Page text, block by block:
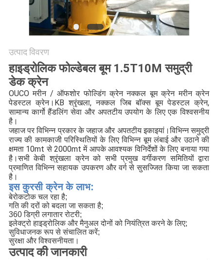
गोपनीयता
उत्पाद विवरण
हाइड्रोलिक फोल्डेबल बूम 1.5T10M समुद्री
डेक क्रेन
OUCO मरीन / ऑफशोर फोल्डिंग क्रेन नक्कल बूम क्रेन मरीन क्रेन
पेडस्टल क्रेन।KB श्रृंखला, नक्कल जिब बॉक्स बूम पेडस्टल क्रेन,
सामान्य कार्गो हैंडलिंग सेवा और अपतटीय उपयोग के लिए एक विश्वसनीय
है।
जहाज पर विभिन्न प्रकार के जहाज और अपतटीय इकाइयां।विभिन्न समुद्री
राज्य की कामकाजी परिस्थितियों के लिए विभिन्न बूम लंबाई और उठाने की
क्षमता 10mt से 2000mt में आपके आवश्यक विनिर्देशों के लिए बनाया गया
है।सभी केबी श्रृंखला क्रेन को सभी प्रमुख वर्गीकरण समितियों द्वारा
प्रमाणित विभिन्न सहायक उपकरण और वर्ग से सुसज्जित किया जा सकता
है।
इस कुरसी क्रेन के लाभ:
बेरोकटोक चल रहा है;
गति की दरों को बदला जा सकता है;
360 डिग्री लगातार रोटरी;
इलेक्ट्रो हाइड्रोलिक और मैनुअल दोनों को नियंत्रित करने के लिए;
सुविधाजनक रूप से संचालित करें;
सुरक्षा और विश्वसनीयता।
उत्पाद की जानकारी